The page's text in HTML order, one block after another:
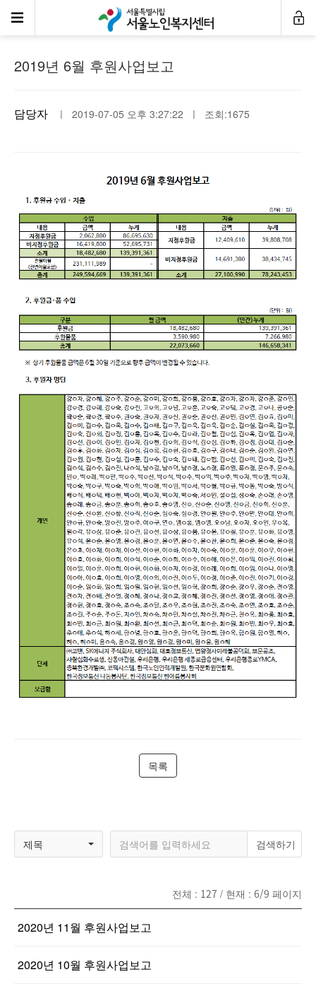
후원사업보고
2019년 6월 후원사업보고
담당자 ㅣ 2019-07-05 오후 3:27:22 ㅣ 조회:1675
목록
제목
전체 : 127 / 현재 : 6/9 페이지
2020년 11월 후원사업보고
2020년 10월 후원사업보고